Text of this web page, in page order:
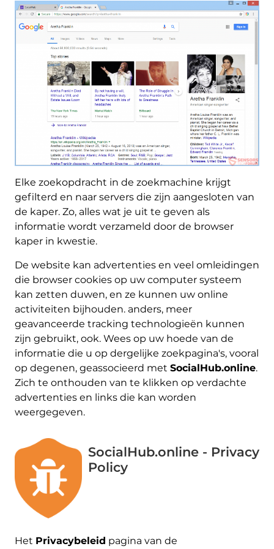
Elke zoekopdracht in de zoekmachine krijgt
gefilterd en naar servers die zijn aangesloten van
de kaper. Zo, alles wat je uit te geven als
informatie wordt verzameld door de browser
kaper in kwestie.
De website kan advertenties en veel omleidingen
die browser cookies op uw computer systeem
kan zetten duwen, en ze kunnen uw online
activiteiten bijhouden. anders, meer
geavanceerde tracking technologieën kunnen
zijn gebruikt, ook. Wees op uw hoede van de
informatie die u op dergelijke zoekpagina's, vooral
op degenen, geassocieerd met SocialHub.online.
Zich te onthouden van te klikken op verdachte
advertenties en links die kan worden
weergegeven.
SocialHub.online - Privacy
Policy
Het Privacybeleid pagina van de